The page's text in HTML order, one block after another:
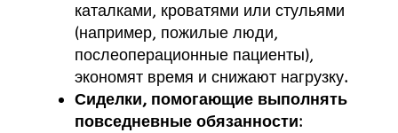
каталками, кроватями или стульями
(например, пожилые люди,
послеоперационные пациенты),
экономят время и снижают нагрузку.
Сиделки, помогающие выполнять
повседневные обязанности: